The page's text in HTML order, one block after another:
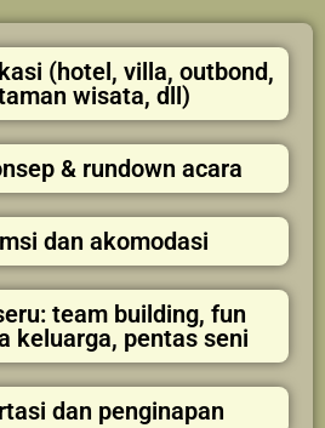
(hotel, villa, outbond,
wisata, dll)
& rundown acara
dan akomodasi
team building, fun
keluarga, pentas seni
dan penginapan